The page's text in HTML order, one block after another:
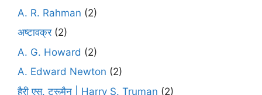
A. R. Rahman (2)
अष्टावक्र(2)
A. G. Howard (2)
A. Edward Newton (2)
हैरी एस. ट्रूमैन | Harry S. Truman (2)